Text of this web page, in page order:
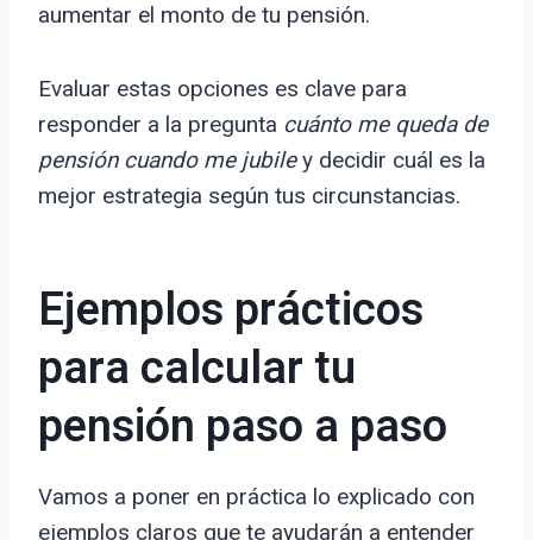
aumentar el monto de tu pensión.
Evaluar estas opciones es clave para
responder a la pregunta cuánto me queda de
pensión cuando me jubiley decidir cuál es la
mejor estrategia según tus circunstancias.
Ejemplos prácticos
para calcular tu
pensión paso a paso
Vamos a poner en práctica lo explicado con
ejemplos claros que te ayudarán a entender